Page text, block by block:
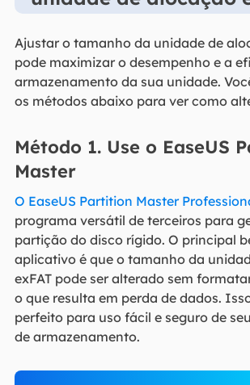
Ajustar o tamanho da unidade de
pode maximizar o desempenho e a
armazenamento da sua unidade.
os métodos abaixo para ver como
Método 1. Use o EaseUS
Master
O EaseUS Partition Master
programa versátil de terceiros para
partição do disco rígido. O principal
aplicativo é que o tamanho da
exFAT pode ser alterado sem
o que resulta em perda de dados.
perfeito para uso fácil e seguro de
de armazenamento.